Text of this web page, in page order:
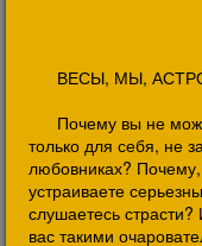
ВЕСЫ, МЫ,
Почему вы не
только для себя, не
любовниках?
устраиваете
слушаетесь
вас такими